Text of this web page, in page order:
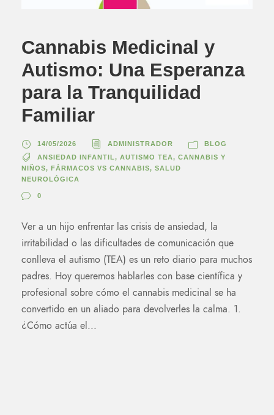
Cannabis Medicinal y
Autismo: Una Esperanza
para la Tranquilidad
Familiar
14/05/2026 ADMINISTRADOR
BLOG
ANSIEDAD INFANTIL, AUTISMO TEA, CANNABIS Y
NIÑOS, FÁRMACOS VS CANNABIS, SALUD
NEUROLÓGICA
0
Ver a un hijo enfrentar las crisis de ansiedad, la
irritabilidad o las dificultades de comunicación que
conlleva el autismo (TEA) es un reto diario para muchos
padres. Hoy queremos hablarles con base científica y
profesional sobre cómo el cannabis medicinal se ha
convertido en un aliado para devolverles la calma. 1.
¿Cómo actúa el...